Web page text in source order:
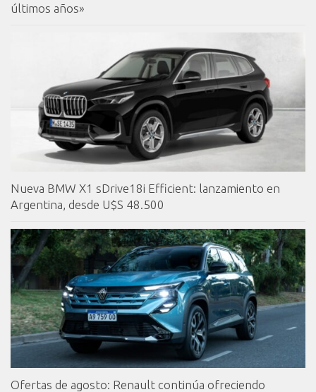
últimos años»
Nueva BMW X1 sDrive18i Efficient: lanzamiento en
Argentina, desde U$S 48.500
Ofertas de agosto: Renault continúa ofreciendo